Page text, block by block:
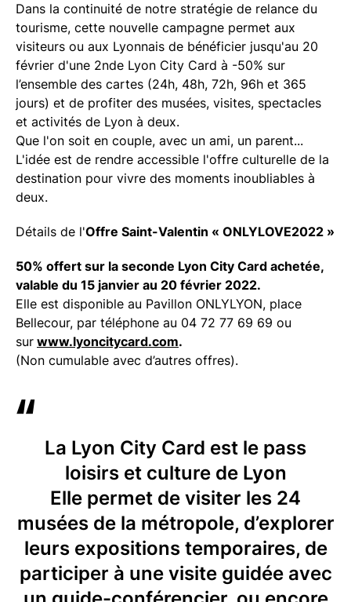
Dans la continuité de notre stratégie de relance du
tourisme, cette nouvelle campagne permet aux
visiteurs ou aux Lyonnais de bénéficier jusqu'au 20
février d'une 2nde Lyon City Card à -50% sur
l’ensemble des cartes (24h, 48h, 72h, 96h et 365
jours) et de profiter des musées, visites, spectacles
et activités de Lyon à deux.
Que l'on soit en couple, avec un ami, un parent...
L'idée est de rendre accessible l'offre culturelle de la
destination pour vivre des moments inoubliables à
deux.
Détails de l'Offre Saint-Valentin « ONLYLOVE2022 »
50% offert sur la seconde Lyon City Card achetée,
valable du 15 janvier au 20 février 2022.
Elle est disponible au Pavillon ONLYLYON, place
Bellecour, par téléphone au 04 72 77 69 69 ou
sur www.lyoncitycard.com.
(Non cumulable avec d’autres offres).
La Lyon City Card est le pass
loisirs et culture de Lyon
Elle permet de visiter les 24
musées de la métropole, d’explorer
leurs expositions temporaires, de
participer à une visite guidée avec